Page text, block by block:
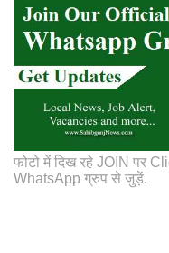
फोटो में दिख रहे JOIN पर
WhatsApp ग्रुप से जुड़ें.